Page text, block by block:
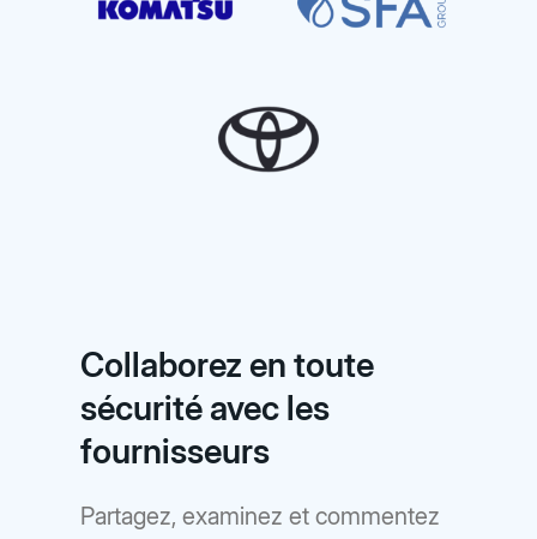
Collaborez en toute
sécurité avec les
fournisseurs
Partagez, examinez et commentez